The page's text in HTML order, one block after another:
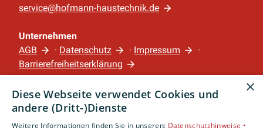
service@hofmann-haustechnik.de
Unternehmen
AGB
· Datenschutz · Impressum
·
Barrierefreiheitserklärung
Leistungen
Privatkunden
Gewerbekunden
×
Diese Webseite verwendet Cookies und
andere (Dritt-)Dienste
Weitere Informationen finden Sie in unseren: Datenschutzhinweise •